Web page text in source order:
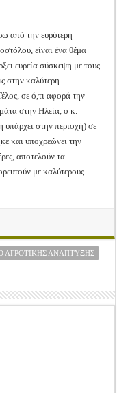
από την ευρύτερη
είναι ένα θέμα
ευρεία σύσκεψη με τους
στην καλύτερη
σε ό,τι αφορά την
στην Ηλεία, ο κ.
υπάρχει στην περιοχή) σε
και υποχρεώνει την
αποτελούν τα
με καλύτερους
ΑΓΡΟΤΙΚΉΣ ΑΝΆΠΤΥΞΗΣ